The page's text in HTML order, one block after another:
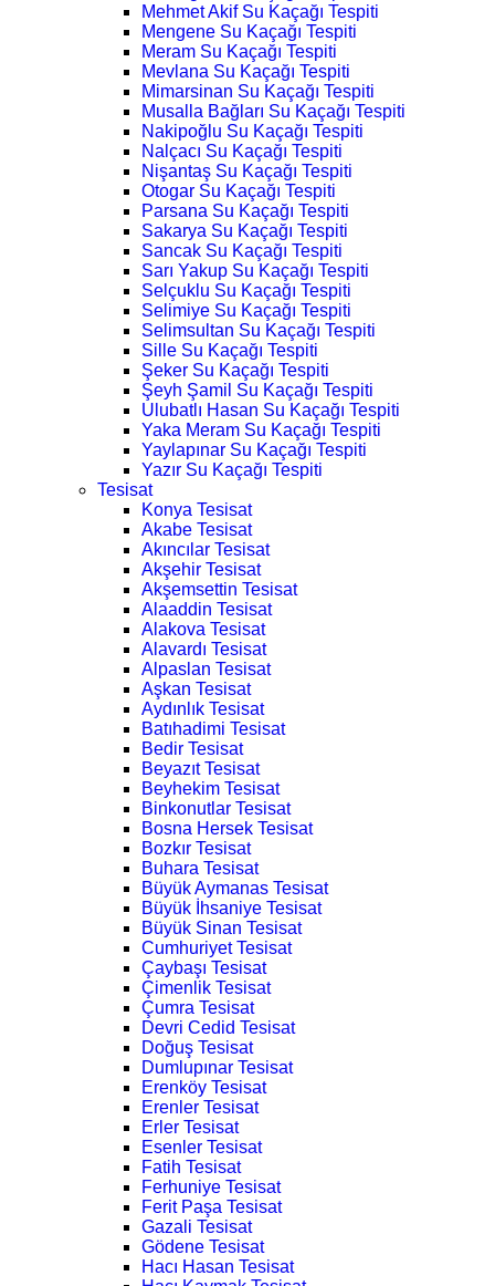
Mehmet Akif Su Kaçağı Tespiti
Mengene Su Kaçağı Tespiti
Meram Su Kaçağı Tespiti
Mevlana Su Kaçağı Tespiti
Mimarsinan Su Kaçağı Tespiti
Musalla Bağları Su Kaçağı Tespiti
Nakipoğlu Su Kaçağı Tespiti
Nalçacı Su Kaçağı Tespiti
Nişantaş Su Kaçağı Tespiti
Otogar Su Kaçağı Tespiti
Parsana Su Kaçağı Tespiti
Sakarya Su Kaçağı Tespiti
Sancak Su Kaçağı Tespiti
Sarı Yakup Su Kaçağı Tespiti
Selçuklu Su Kaçağı Tespiti
Selimiye Su Kaçağı Tespiti
Selimsultan Su Kaçağı Tespiti
Sille Su Kaçağı Tespiti
Şeker Su Kaçağı Tespiti
Şeyh Şamil Su Kaçağı Tespiti
Ulubatlı Hasan Su Kaçağı Tespiti
Yaka Meram Su Kaçağı Tespiti
Yaylapınar Su Kaçağı Tespiti
Yazır Su Kaçağı Tespiti
Tesisat
Konya Tesisat
Akabe Tesisat
Akıncılar Tesisat
Akşehir Tesisat
Akşemsettin Tesisat
Alaaddin Tesisat
Alakova Tesisat
Alavardı Tesisat
Alpaslan Tesisat
Aşkan Tesisat
Aydınlık Tesisat
Batıhadimi Tesisat
Bedir Tesisat
Beyazıt Tesisat
Beyhekim Tesisat
Binkonutlar Tesisat
Bosna Hersek Tesisat
Bozkır Tesisat
Buhara Tesisat
Büyük Aymanas Tesisat
Büyük İhsaniye Tesisat
Büyük Sinan Tesisat
Cumhuriyet Tesisat
Çaybaşı Tesisat
Çimenlik Tesisat
Çumra Tesisat
Devri Cedid Tesisat
Doğuş Tesisat
Dumlupınar Tesisat
Erenköy Tesisat
Erenler Tesisat
Erler Tesisat
Esenler Tesisat
Fatih Tesisat
Ferhuniye Tesisat
Ferit Paşa Tesisat
Gazali Tesisat
Gödene Tesisat
Hacı Hasan Tesisat